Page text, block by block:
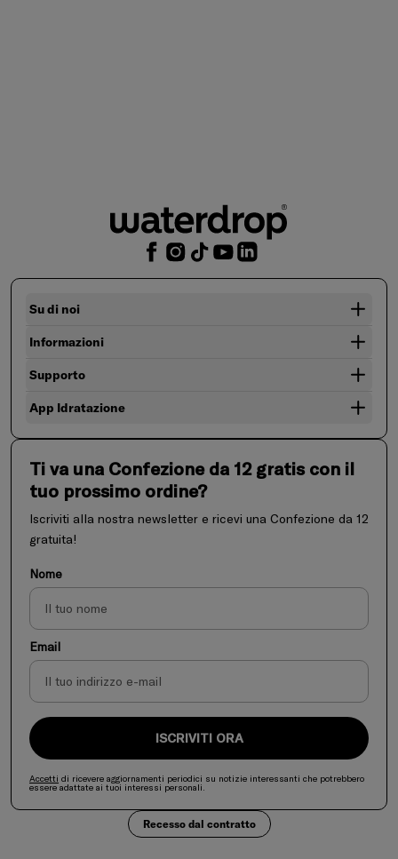
Su di noi
Informazioni
Supporto
App Idratazione
Ti va una Confezione da 12 gratis con il
tuo prossimo ordine?
Iscriviti alla nostra newsletter e ricevi una Confezione da 12
gratuita!
Nome
Email
ISCRIVITI ORA
Accetti di ricevere aggiornamenti periodici su notizie interessanti che potrebbero
essere adattate ai tuoi interessi personali.
Recesso dal contratto